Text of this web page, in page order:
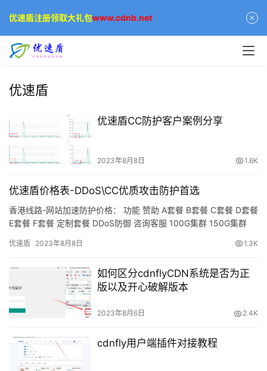
优速盾
优速盾CC防护客户案例分享
2023年8月8日 1.6K
优速盾价格表-DDoS\CC优质攻击防护首选
香港线路-网站加速防护价格： 功能 赞助 A套餐 B套餐 C套餐 D套餐
E套餐 F套餐 定制套餐 DDoS防御 咨询客服 100G集群 150G集群
优速盾 2023年8月8日 1.3K
如何区分cdnflyCDN系统是否为正
版以及开心破解版本
2023年8月6日 2.4K
cdnfly用户端插件对接教程
优速盾注册领取大礼包www.cdnb.net